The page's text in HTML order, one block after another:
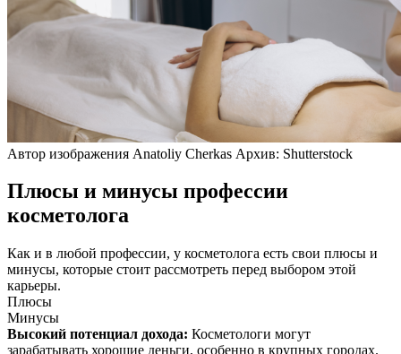
Автор изображения Anatoliy Cherkas Архив: Shutterstock
Плюсы и минусы профессии
косметолога
Как и в любой профессии, у косметолога есть свои плюсы и
минусы, которые стоит рассмотреть перед выбором этой
карьеры.
Плюсы
Минусы
Высокий потенциал дохода: Косметологи могут
зарабатывать хорошие деньги, особенно в крупных городах.